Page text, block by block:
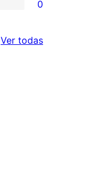
0
Ver todasavaliações